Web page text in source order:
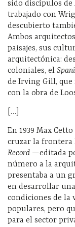
sido discípulos de
trabajado con
descubierto
Ambos
paisajes, sus
arquitectónica:
coloniales, el
de Irving Gill,
con la obra de
[…]
En 1939 Max
cruzar la frontera
Record —editada
número a la
presentaba a un
en desarrollar
condiciones de la
populares, pero
para el sector